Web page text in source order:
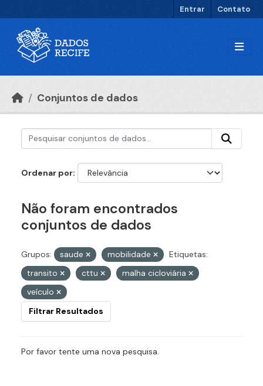
Entrar Contato
Conjuntos de dados
Ordenar por
Não foram encontrados
conjuntos de dados
Grupos: saude mobilidade
Etiquetas:
transito
cttu
malha cicloviária
veículo
Filtrar Resultados
Por favor tente uma nova pesquisa.